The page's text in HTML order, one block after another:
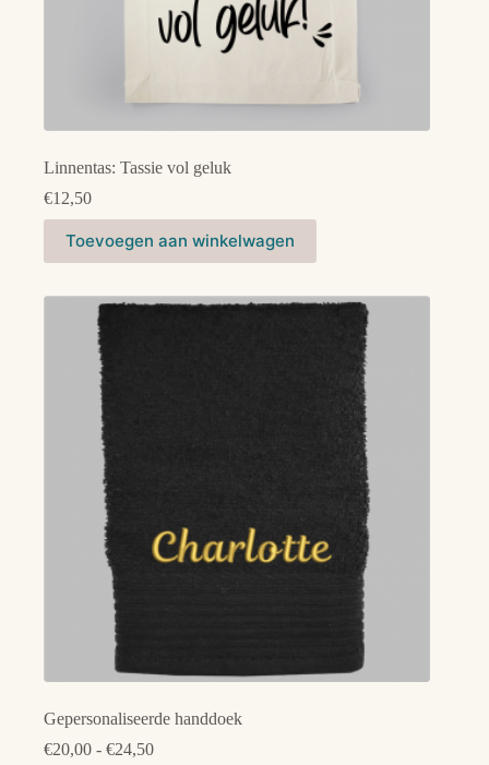
Linnentas: Tassie vol geluk
€12,50
Toevoegen aan winkelwagen
Gepersonaliseerde handdoek
€20,00 - €24,50Prijsklasse: